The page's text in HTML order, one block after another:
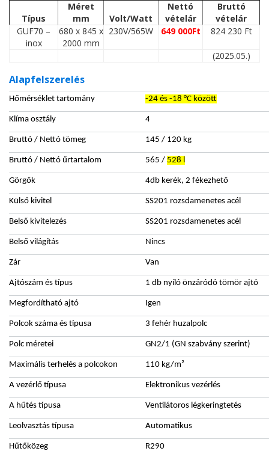
Típus
Méret
mm
Volt/Watt
Nettó
vételár
Bruttó
vételár
GUF70 –
inox
680 x 845 x
2000 mm
230V/565W 649 000Ft 824 230 Ft
(2025.05.)
Alapfelszerelés
Hőmérséklet tartomány -24 és -18 °C között
Klíma osztály 4
Bruttó / Nettó tömeg 145 / 120 kg
Bruttó / Nettó űrtartalom 565 / 528 l
Görgők 4db kerék, 2 fékezhető
Külső kivitel SS201 rozsdamenetes acél
Belső kivitelezés SS201 rozsdamenetes acél
Belső világítás Nincs
Zár Van
Ajtószám és típus 1 db nyíló önzáródó tömör ajtó
Megfordítható ajtó Igen
Polcok száma és típusa 3 fehér huzalpolc
Polc méretei GN2/1 (GN szabvány szerint)
Maximális terhelés a polcokon 110 kg/m²
A vezérlő típusa Elektronikus vezérlés
A hűtés típusa Ventilátoros légkeringtetés
Leolvasztás típusa Automatikus
Hűtőközeg R290